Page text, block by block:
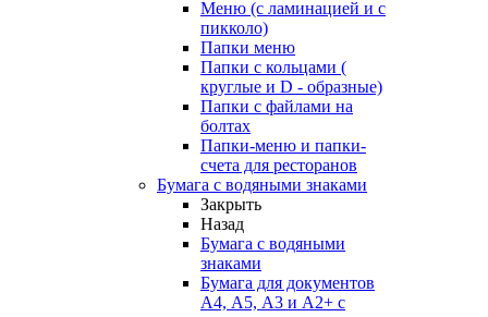
Меню (с ламинацией и с
пикколо)
Папки меню
Папки с кольцами (
круглые и D - образные)
Папки с файлами на
болтах
Папки-меню и папки-
счета для ресторанов
Бумага с водяными знаками
Закрыть
Назад
Бумага с водяными
знаками
Бумага для документов
А4, А5, А3 и А2+ с